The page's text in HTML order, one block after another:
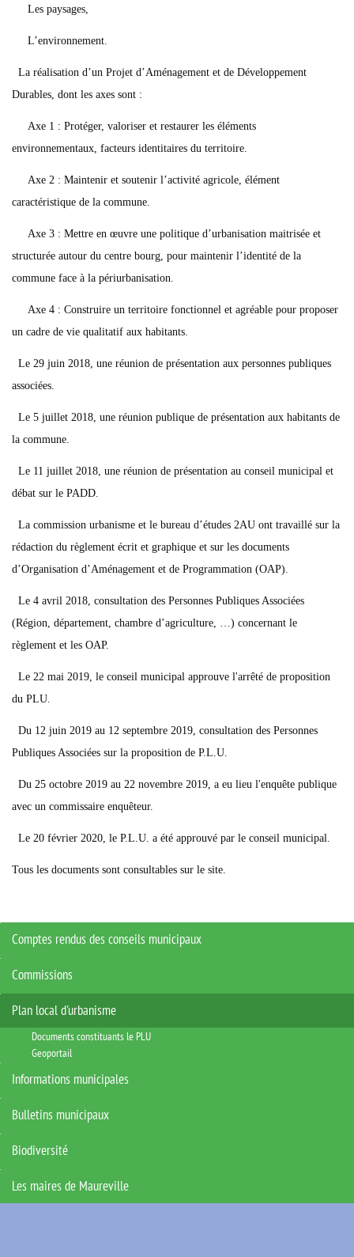
Les paysages,
L’environnement.
La réalisation d’un Projet d’Aménagement et de Développement
Durables, dont les axes sont :
Axe 1 : Protéger, valoriser et restaurer les éléments
environnementaux, facteurs identitaires du territoire.
Axe 2 : Maintenir et soutenir l’activité agricole, élément
caractéristique de la commune.
Axe 3 : Mettre en œuvre une politique d’urbanisation maitrisée et
structurée autour du centre bourg, pour maintenir l’identité de la
commune face à la périurbanisation.
Axe 4 : Construire un territoire fonctionnel et agréable pour proposer
un cadre de vie qualitatif aux habitants.
Le 29 juin 2018, une réunion de présentation aux personnes publiques
associées.
Le 5 juillet 2018, une réunion publique de présentation aux habitants de
la commune.
Le 11 juillet 2018, une réunion de présentation au conseil municipal et
débat sur le PADD.
La commission urbanisme et le bureau d’études 2AU ont travaillé sur la
rédaction du règlement écrit et graphique et sur les documents
d’Organisation d’Aménagement et de Programmation (OAP).
Le 4 avril 2018, consultation des Personnes Publiques Associées
(Région, département, chambre d’agriculture, …) concernant le
règlement et les OAP.
Le 22 mai 2019, le conseil municipal approuve l'arrêté de proposition
du PLU.
Du 12 juin 2019 au 12 septembre 2019, consultation des Personnes
Publiques Associées sur la proposition de P.L.U.
Du 25 octobre 2019 au 22 novembre 2019, a eu lieu l'enquête publique
avec un commissaire enquêteur.
Le 20 février 2020, le P.L.U. a été approuvé par le conseil municipal.
Tous les documents sont consultables sur le site.
Comptes rendus des conseils municipaux
Commissions
Plan local d'urbanisme
Documents constituants le PLU
Geoportail
Informations municipales
Bulletins municipaux
Biodiversité
Les maires de Maureville